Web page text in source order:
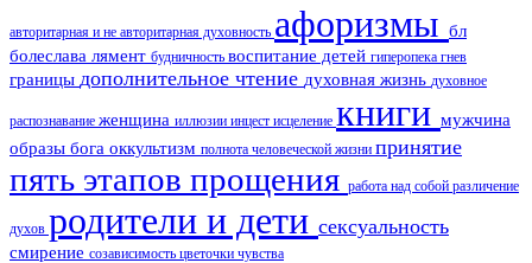
авторитарная и не авторитарная духовность афоризмы бл
болеслава лямент будничность воспитание детей гиперопека гнев
границы дополнительное чтение духовная жизнь духовное
распознавание женщина иллюзии инцест исцеление книги мужчина
образы бога оккультизм полнота человеческой жизни принятие
пять этапов прощения работа над собой различение
духов родители и дети сексуальность
смирение созависимость цветочки чувства